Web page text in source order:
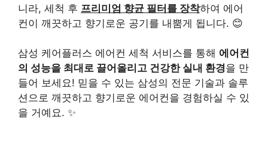
니라, 세척 후 프리미엄 향균 필터를 장착하여 에어
컨이 깨끗하고 향기로운 공기를 내뿜게 됩니다. 😊
삼성 케어플러스 에어컨 세척 서비스를 통해 에어컨
의 성능을 최대로 끌어올리고 건강한 실내 환경을 만
들어 보세요! 믿을 수 있는 삼성의 전문 기술과 솔루
션으로 깨끗하고 향기로운 에어컨을 경험하실 수 있
을 거예요. ✨